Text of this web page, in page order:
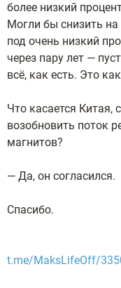
более низкий
Могли бы снизить на
под очень низкий
через пару лет —
всё, как есть. Это
Что касается Китая,
возобновить поток
магнитов?
— Да, он согласился.
Спасибо.
t.me/MaksLifeOff/